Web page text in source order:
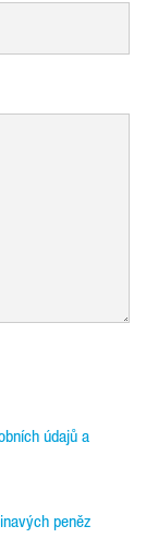
údajů a
peněz